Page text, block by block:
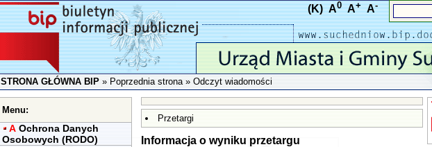
(K) A0 A+ A-
STRONA GŁÓWNA BIP»Poprzednia strona» Odczyt wiadomości
Menu:
A Ochrona Danych
Osobowych (RODO)
Przetargi
Informacja o wyniku przetargu